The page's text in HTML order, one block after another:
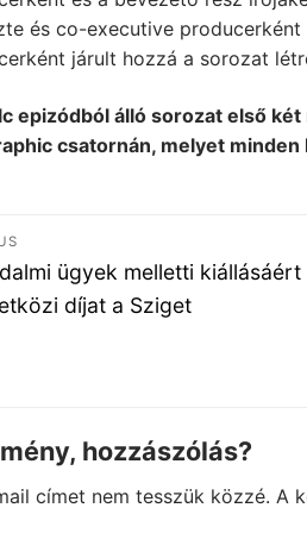
és co-executive
járult hozzá a sorozat
epizódból álló sorozat első
csatornán, melyet
ügyek melletti
díjat a Sziget
hozzászólás?
címet nem tesszük közzé. A